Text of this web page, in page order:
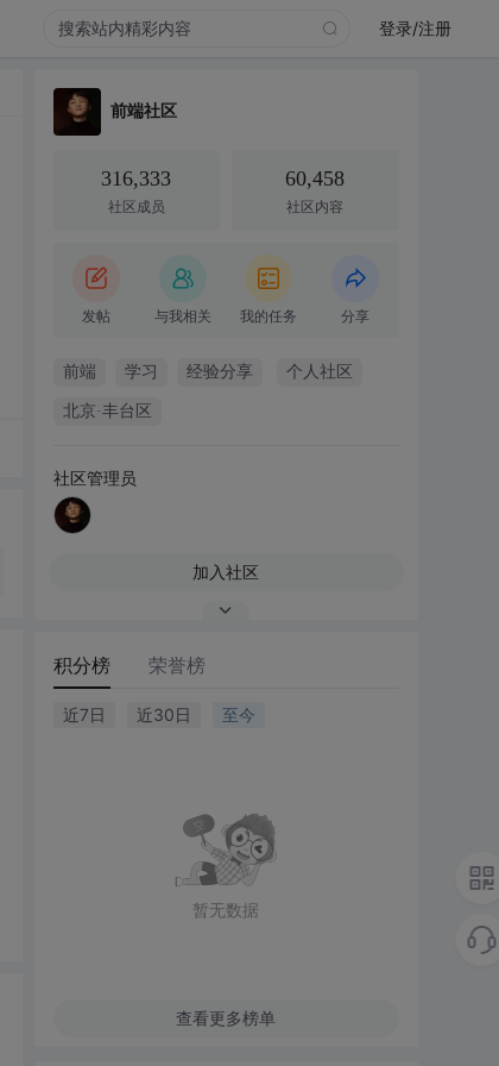
登录/注册
前端社区
316,333
社区成员
60,458
社区内容
发帖 与我相关 我的任务 分享
前端 学习 经验分享 个人社区
北京·丰台区
社区管理员
加入社区
积分榜 荣誉榜
近7日 近30日 至今
暂无数据
查看更多榜单